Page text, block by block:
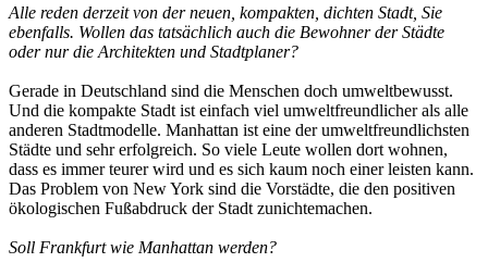
Alle reden derzeit von der neuen, kompakten, dichten Stadt, Sie
ebenfalls. Wollen das tatsächlich auch die Bewohner der Städte
oder nur die Architekten und Stadtplaner?
Gerade in Deutschland sind die Menschen doch umweltbewusst.
Und die kompakte Stadt ist einfach viel umweltfreundlicher als alle
anderen Stadtmodelle. Manhattan ist eine der umweltfreundlichsten
Städte und sehr erfolgreich. So viele Leute wollen dort wohnen,
dass es immer teurer wird und es sich kaum noch einer leisten kann.
Das Problem von New York sind die Vorstädte, die den positiven
ökologischen Fußabdruck der Stadt zunichtemachen.
Soll Frankfurt wie Manhattan werden?